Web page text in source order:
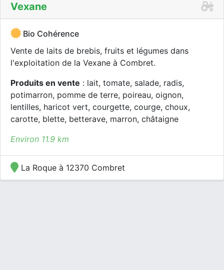
Vexane
Bio Cohérence
Vente de laits de brebis, fruits et légumes dans
l'exploitation de la Vexane à Combret.
Produits en vente : lait, tomate, salade, radis,
potimarron, pomme de terre, poireau, oignon,
lentilles, haricot vert, courgette, courge, choux,
carotte, blette, betterave, marron, châtaigne
Environ 11.9 km
La Roque à 12370 Combret